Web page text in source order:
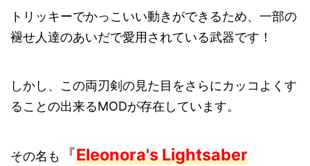
トリッキーでかっこいい動きができるため、一部の
褪せ人達のあいだで愛用されている武器です！
しかし、この両刃剣の見た目をさらにカッコよくす
ることの出来るMODが存在しています。
その名も 『Eleonora's Lightsaber